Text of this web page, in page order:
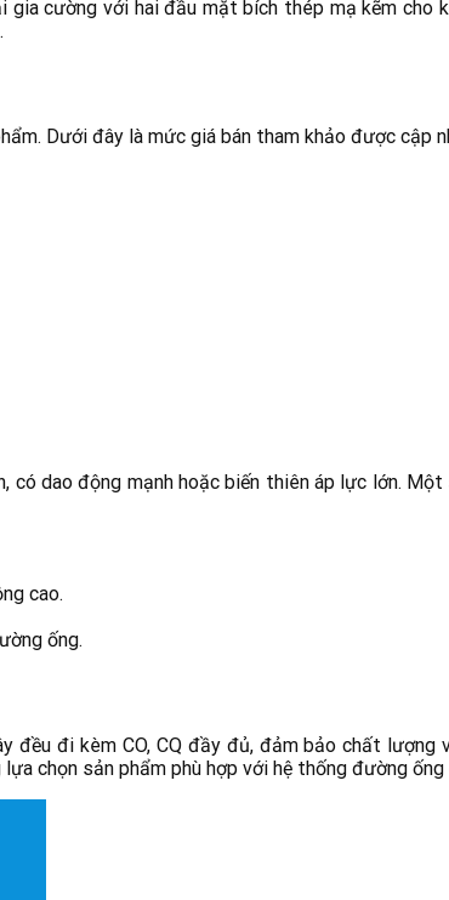
gia cường với hai đầu mặt bích thép mạ kẽm cho
Dưới đây là mức giá bán tham khảo được cập
dao động mạnh hoặc biến thiên áp lực lớn.
cao.
ống.
đi kèm CO, CQ đầy đủ, đảm bảo chất lượng
chọn sản phẩm phù hợp với hệ thống đường ống